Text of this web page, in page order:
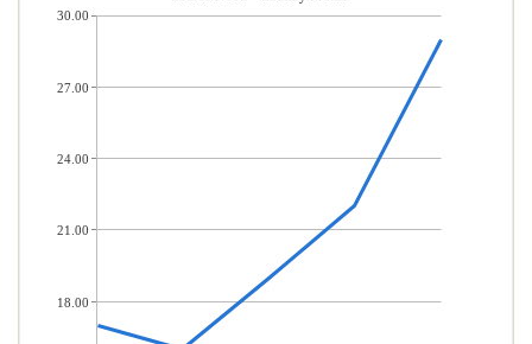
30.00
27.00
24.00
21.00
18.00